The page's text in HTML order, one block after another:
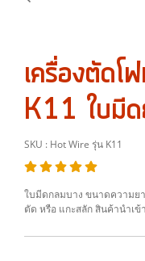
เครื่องตัด
K11 ใบมี
SKU : Hot Wire รุ่น K11
ใบมีดกลมบาง ขนาดความย
ตัด หรือ แกะสลัก สินค้านำเข้